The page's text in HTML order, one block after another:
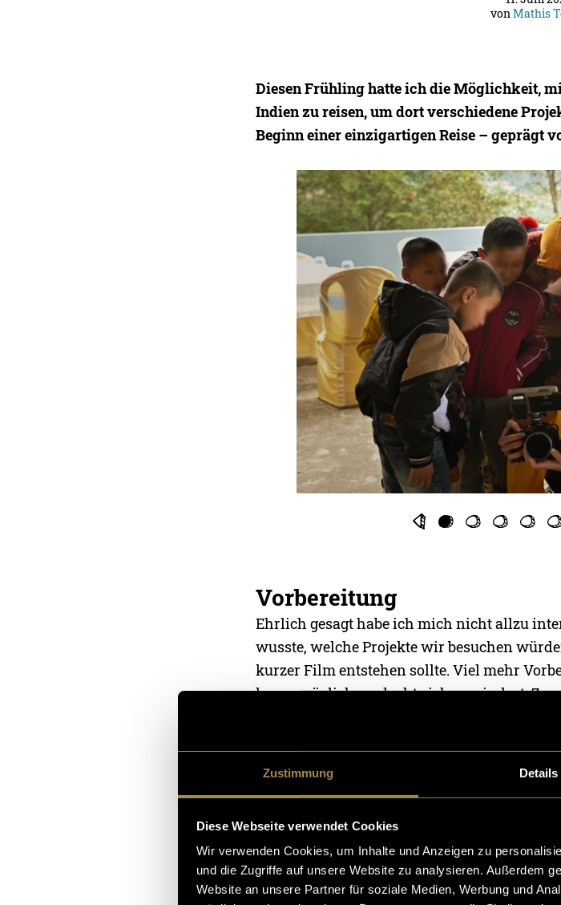
Zustimmung Details
Diese Webseite verwendet Cookies
Wir verwenden Cookies, um Inhalte und Anzeigen zu
und die Zugriffe auf unsere Website zu analysieren. Außerdem
Website an unsere Partner für soziale Medien, Werbung und
vonMathis
Diesen Frühling hatte ich die Möglichkeit,
Indien zu reisen, um dort verschiedene
Beginn einer einzigartigen Reise – geprägt
Vorbereitung
Ehrlich gesagt habe ich mich nicht allzu
wusste, welche Projekte wir besuchen
kurzer Film entstehen sollte. Viel mehr
kaum möglich, so dachte ich zumindest.
genau das wollten wir eigentlich
wie am Ende alles funktionieren würde.
Prostitution in Indien
Prostitution ist auch in Indien ein Thema,
Sinn, wie wir es uns vielleicht vorstellen.